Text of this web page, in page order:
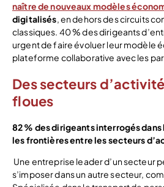
naître de nouveaux modèles
digitalisés, en dehors des circuits
classiques. 40 % des dirigeants
urgent de faire évoluer leur modèle
plateforme collaborative avec les
Des secteurs
floues
82 % des dirigeants interrogés
les frontières entre les secteurs
Une entreprise leader d’un secteur
s’imposer dans un autre secteur,